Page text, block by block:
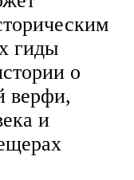
гиды
о
верфи,
и